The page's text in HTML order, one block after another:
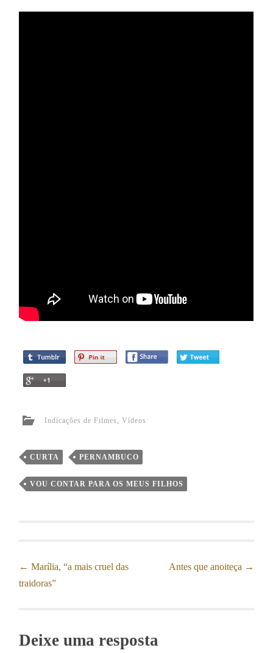
Indicações de Filmes ,Vídeos
CURTA PERNAMBUCO
VOU CONTAR PARA OS MEUS FILHOS
Post navigation
← Marília, “a mais cruel das
traidoras”
Antes que anoiteça →
Deixe uma resposta